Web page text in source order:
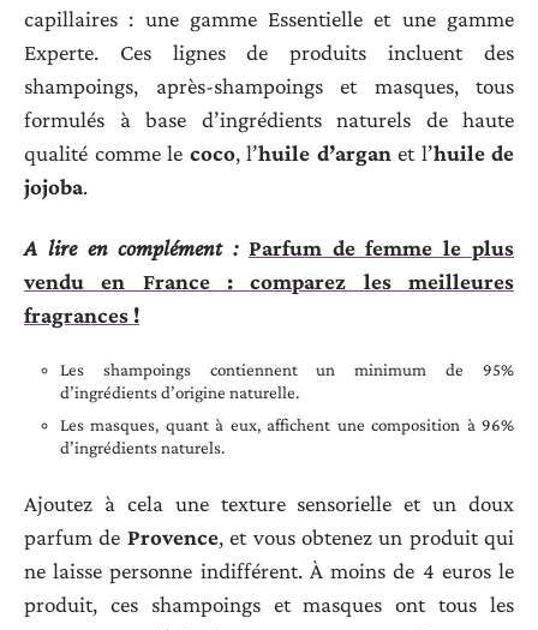
capillaires : une gamme Essentielle et une gamme
Experte. Ces lignes de produits incluent des
shampoings, après-shampoings et masques, tous
formulés à base d’ingrédients naturels de haute
qualité comme le coco, l’huile d’arganet l’huile de
jojoba.
A lire en complément : Parfum de femme le plus
vendu en France : comparez les meilleures
fragrances !
Les shampoings contiennent un minimum de 95%
d’ingrédients d’origine naturelle.
Les masques, quant à eux, affichent une composition à 96%
d’ingrédients naturels.
Ajoutez à cela une texture sensorielle et un doux
parfum de Provence, et vous obtenez un produit qui
ne laisse personne indifférent. À moins de 4 euros le
produit, ces shampoings et masques ont tous les